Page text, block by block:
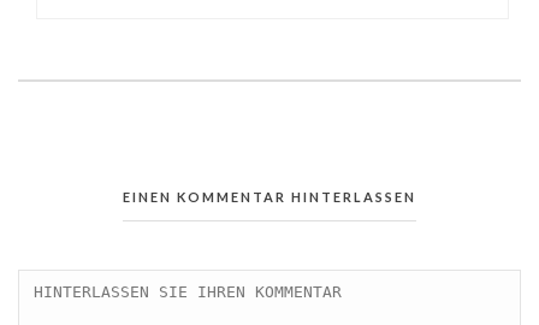
EINEN KOMMENTAR HINTERLASSEN